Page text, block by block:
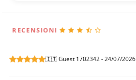
RECENSIONI
🇮🇹 Guest 1702342 - 24/07/2026